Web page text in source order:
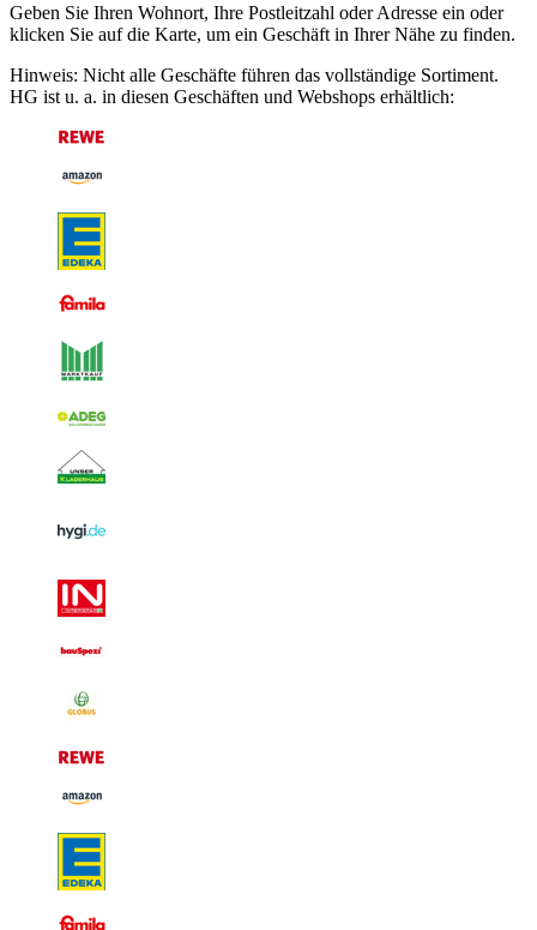
Geben Sie Ihren Wohnort, Ihre Postleitzahl oder Adresse ein oder
klicken Sie auf die Karte, um ein Geschäft in Ihrer Nähe zu finden.
Hinweis: Nicht alle Geschäfte führen das vollständige Sortiment.
HG ist u. a. in diesen Geschäften und Webshops erhältlich: